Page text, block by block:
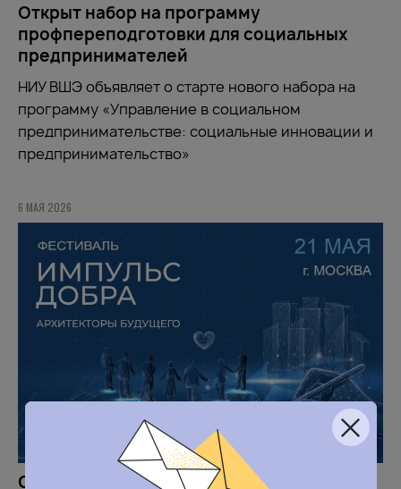
Открыт набор на программу
профпереподготовки для социальных
предпринимателей
НИУ ВШЭ объявляет о старте нового набора на
программу «Управление в социальном
предпринимательстве: социальные инновации и
предпринимательство»
6 МАЯ 2026
Совет Федерации поддержал Фестиваль